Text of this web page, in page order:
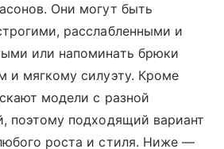
Они могут быть
расслабленными и
или напоминать брюки
и мягкому силуэту. Кроме
модели с разной
поэтому подходящий вариант
роста и стиля. Ниже —